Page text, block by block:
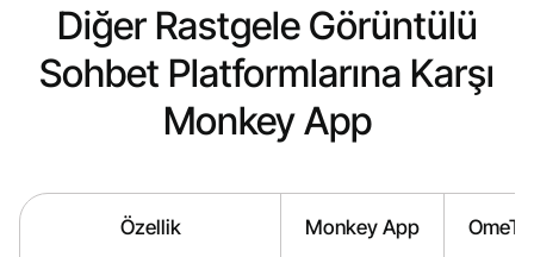
Diğer Rastgele Görüntülü
Sohbet Platformlarına Karşı
Monkey App
Özellik Monkey App OmeTV